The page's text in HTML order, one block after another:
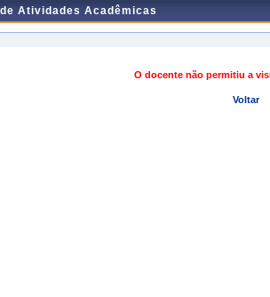
Atividades Acadêmicas
O docente não permitiu a
Voltar